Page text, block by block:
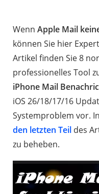
Wenn Apple Mail
können Sie hier
Artikel finden Sie 8
professionelles Tool
iPhone Mail
iOS 26/18/17/16
Systemproblem vor.
den letzten Teil des
zu beheben.